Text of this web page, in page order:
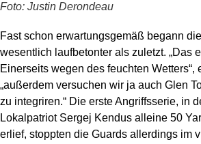
Foto: Justin Derondeau
Fast schon erwartungsgemäß begann
wesentlich laufbetonter als zuletzt. „Das
Einerseits wegen des feuchten Wetters“,
„außerdem versuchen wir ja auch Glen
zu integriren.“ Die erste Angriffsserie, in
Lokalpatriot Sergej Kendus alleine 50
erlief, stoppten die Guards allerdings im